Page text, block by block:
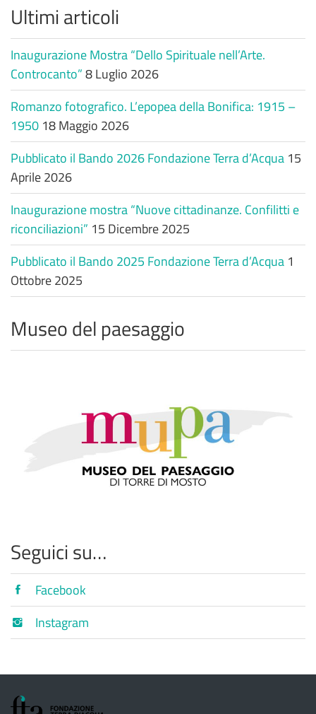
Ultimi articoli
Inaugurazione Mostra “Dello Spirituale nell’Arte.
Controcanto”8 Luglio 2026
Romanzo fotografico. L’epopea della Bonifica: 1915 –
1950 18 Maggio 2026
Pubblicato il Bando 2026 Fondazione Terra d’Acqua 15
Aprile 2026
Inaugurazione mostra “Nuove cittadinanze. Confilitti e
riconciliazioni” 15 Dicembre 2025
Pubblicato il Bando 2025 Fondazione Terra d’Acqua 1
Ottobre 2025
Museo del paesaggio
Seguici su…
Facebook
Instagram